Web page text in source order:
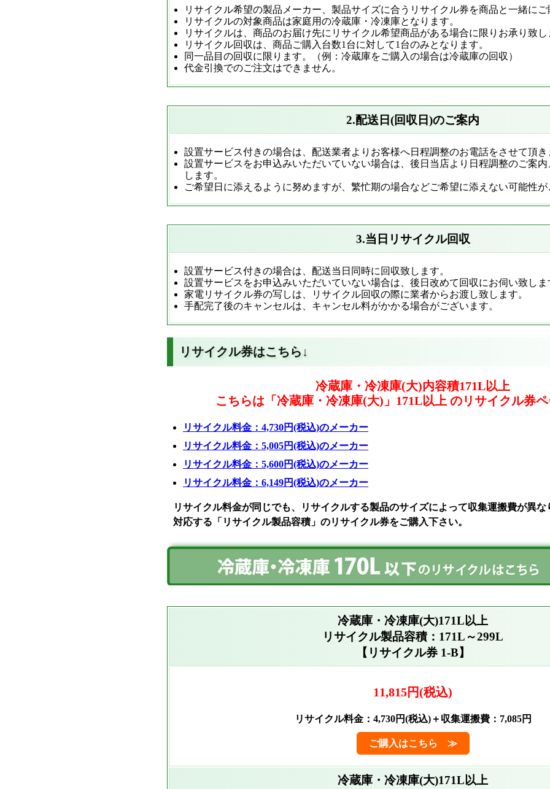
リサイクル希望の製品メーカー、製品サイズに合うリサイクル券を商品と一緒に
リサイクルの対象商品は家庭用の冷蔵庫・冷凍庫となります。
リサイクルは、商品のお届け先にリサイクル希望商品がある場合に限りお承り致し
リサイクル回収は、商品ご購入台数1台に対して1台のみとなります。
同一品目の回収に限ります。（例：冷蔵庫をご購入の場合は冷蔵庫の回収）
代金引換でのご注文はできません。
2.配送日(回収日)のご案内
設置サービス付きの場合は、配送業者よりお客様へ日程調整のお電話をさせて頂き
設置サービスをお申込みいただいていない場合は、後日当店より日程調整のご案
します。
ご希望日に添えるように努めますが、繁忙期の場合などご希望に添えない可能性
3.当日リサイクル回収
設置サービス付きの場合は、配送当日同時に回収致します。
設置サービスをお申込みいただいていない場合は、後日改めて回収にお伺い致しま
家電リサイクル券の写しは、リサイクル回収の際に業者からお渡し致します。
手配完了後のキャンセルは、キャンセル料がかかる場合がございます。
リサイクル券はこちら↓
冷蔵庫・冷凍庫(大)内容積171L以上
こちらは「冷蔵庫・冷凍庫(大)」171L以上 のリサイクル券
リサイクル料金：4,730円(税込)のメーカー
リサイクル料金：5,005円(税込)のメーカー
リサイクル料金：5,600円(税込)のメーカー
リサイクル料金：6,149円(税込)のメーカー
リサイクル料金が同じでも、リサイクルする製品のサイズによって収集運搬費が異な
対応する「リサイクル製品容積」のリサイクル券をご購入下さい。
冷蔵庫・冷凍庫(大)171L以上
リサイクル製品容積：171L～299L
【リサイクル券 1-B】
11,815円(税込)
リサイクル料金：4,730円(税込)＋収集運搬費：7,085円
ご購入はこちら ≫
冷蔵庫・冷凍庫(大)171L以上